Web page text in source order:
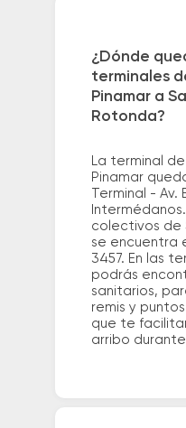
¿Dónde
terminales
Pinamar a
Rotonda?
La terminal
Pinamar
Terminal - Av.
colectivos de
se encuentra
3457. En las
podrás
sanitarios,
remis y
que te
arribo